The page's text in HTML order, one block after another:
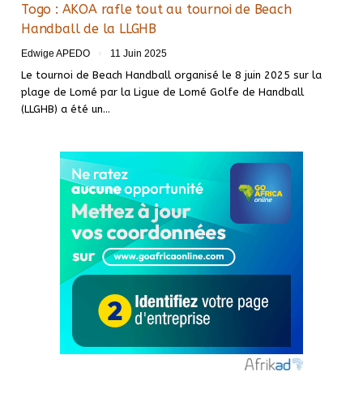
Togo : AKOA rafle tout au tournoi de Beach
Handball de la LLGHB
Edwige APEDO 11 Juin 2025
Le tournoi de Beach Handball organisé le 8 juin 2025 sur la
plage de Lomé par la Ligue de Lomé Golfe de Handball
(LLGHB) a été un…